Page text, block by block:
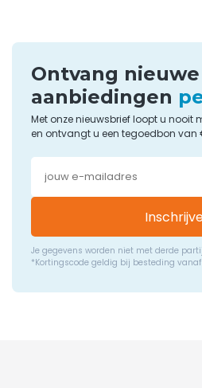
Ontvang nieuwe
aanbiedingen
Met onze nieuwsbrief loopt u nooit
en ontvangt u een tegoedbon van
Je gegevens worden niet met derde
*Kortingscode geldig bij besteding